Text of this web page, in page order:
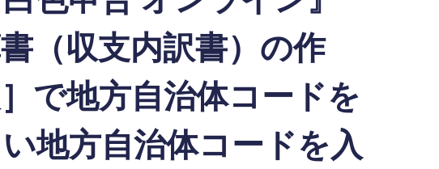
（収支内訳書）の作
で地方自治体コードを
地方自治体コードを入